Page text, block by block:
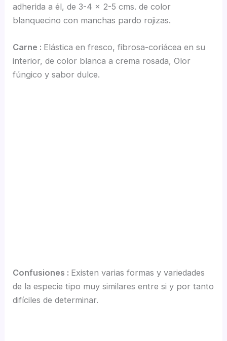
adherida a él, de 3-4 x 2-5 cms. de color
blanquecino con manchas pardo rojizas.
Carne : Elástica en fresco, fibrosa-coriácea en su
interior, de color blanca a crema rosada, Olor
fúngico y sabor dulce.
Confusiones : Existen varias formas y variedades
de la especie tipo muy similares entre si y por tanto
difíciles de determinar.